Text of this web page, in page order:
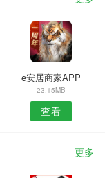
e安居商家APP
23.15MB
查看
更多